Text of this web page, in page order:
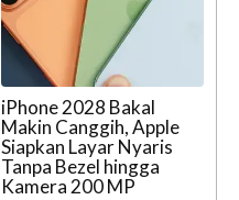
iPhone 2028 Bakal
Makin Canggih, Apple
Siapkan Layar Nyaris
Tanpa Bezel hingga
Kamera 200 MP